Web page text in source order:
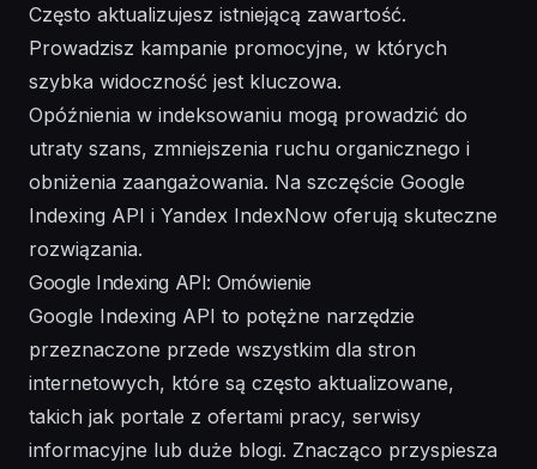
Często aktualizujesz istniejącą zawartość.
Prowadzisz kampanie promocyjne, w których
szybka widoczność jest kluczowa.
Opóźnienia w indeksowaniu mogą prowadzić do
utraty szans, zmniejszenia ruchu organicznego i
obniżenia zaangażowania. Na szczęście Google
Indexing API i Yandex IndexNow oferują skuteczne
rozwiązania.
Google Indexing API: Omówienie
Google Indexing API to potężne narzędzie
przeznaczone przede wszystkim dla stron
internetowych, które są często aktualizowane,
takich jak portale z ofertami pracy, serwisy
informacyjne lub duże blogi. Znacząco przyspiesza